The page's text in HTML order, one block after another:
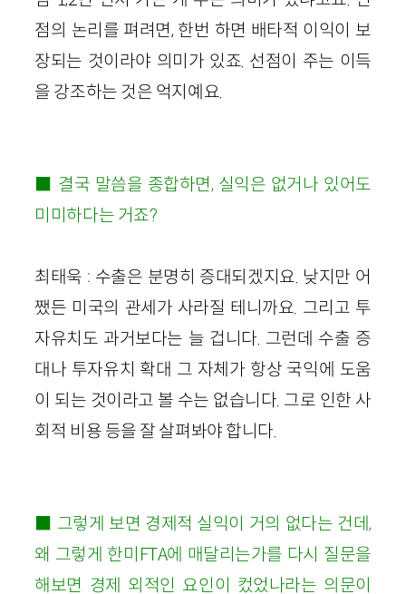
점의 논리를 펴려면, 한번 하면 배타적 이익이 보
장되는 것이라야 의미가 있죠. 선점이 주는 이득
을 강조하는 것은 억지예요.
■ 결국 말씀을 종합하면, 실익은 없거나 있어도
미미하다는 거죠?
최태욱 : 수출은 분명히 증대되겠지요. 낮지만 어
쨌든 미국의 관세가 사라질 테니까요. 그리고 투
자유치도 과거보다는 늘 겁니다. 그런데 수출 증
대나 투자유치 확대 그 자체가 항상 국익에 도움
이 되는 것이라고 볼 수는 없습니다. 그로 인한 사
회적 비용 등을 잘 살펴봐야 합니다.
■ 그렇게 보면 경제적 실익이 거의 없다는 건데,
왜 그렇게 한미FTA에 매달리는가를 다시 질문을
해보면 경제 외적인 요인이 컸었나라는 의문이